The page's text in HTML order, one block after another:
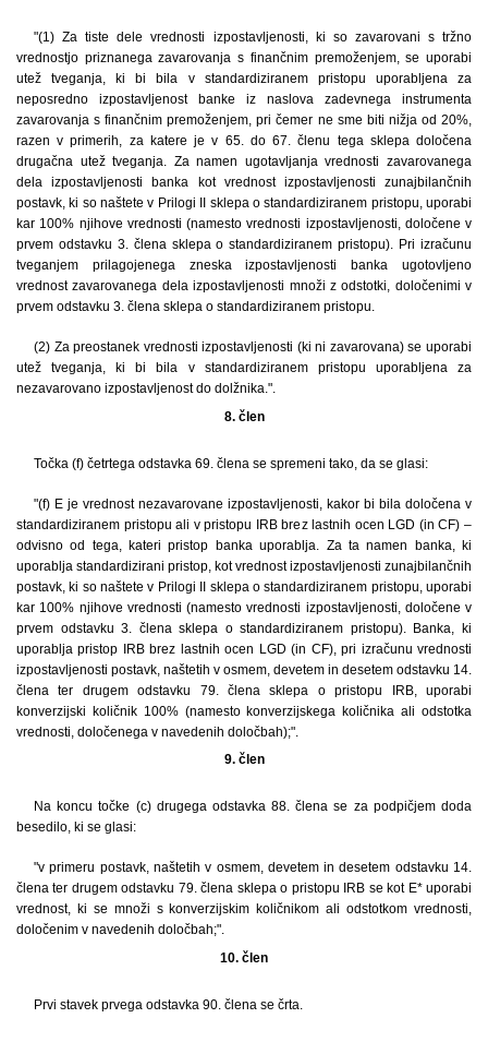
"(1) Za tiste dele vrednosti izpostavljenosti, ki so zavarovani s tržno
vrednostjo priznanega zavarovanja s finančnim premoženjem, se uporabi
utež tveganja, ki bi bila v standardiziranem pristopu uporabljena za
neposredno izpostavljenost banke iz naslova zadevnega instrumenta
zavarovanja s finančnim premoženjem, pri čemer ne sme biti nižja od 20%,
razen v primerih, za katere je v 65. do 67. členu tega sklepa določena
drugačna utež tveganja. Za namen ugotavljanja vrednosti zavarovanega
dela izpostavljenosti banka kot vrednost izpostavljenosti zunajbilančnih
postavk, ki so naštete v Prilogi II sklepa o standardiziranem pristopu, uporabi
kar 100% njihove vrednosti (namesto vrednosti izpostavljenosti, določene v
prvem odstavku 3. člena sklepa o standardiziranem pristopu). Pri izračunu
tveganjem prilagojenega zneska izpostavljenosti banka ugotovljeno
vrednost zavarovanega dela izpostavljenosti množi z odstotki, določenimi v
prvem odstavku 3. člena sklepa o standardiziranem pristopu.
(2) Za preostanek vrednosti izpostavljenosti (ki ni zavarovana) se uporabi
utež tveganja, ki bi bila v standardiziranem pristopu uporabljena za
nezavarovano izpostavljenost do dolžnika.".
8. člen
Točka (f) četrtega odstavka 69. člena se spremeni tako, da se glasi:
"(f) E je vrednost nezavarovane izpostavljenosti, kakor bi bila določena v
standardiziranem pristopu ali v pristopu IRB brez lastnih ocen LGD (in CF) –
odvisno od tega, kateri pristop banka uporablja. Za ta namen banka, ki
uporablja standardizirani pristop, kot vrednost izpostavljenosti zunajbilančnih
postavk, ki so naštete v Prilogi II sklepa o standardiziranem pristopu, uporabi
kar 100% njihove vrednosti (namesto vrednosti izpostavljenosti, določene v
prvem odstavku 3. člena sklepa o standardiziranem pristopu). Banka, ki
uporablja pristop IRB brez lastnih ocen LGD (in CF), pri izračunu vrednosti
izpostavljenosti postavk, naštetih v osmem, devetem in desetem odstavku 14.
člena ter drugem odstavku 79. člena sklepa o pristopu IRB, uporabi
konverzijski količnik 100% (namesto konverzijskega količnika ali odstotka
vrednosti, določenega v navedenih določbah);".
9. člen
Na koncu točke (c) drugega odstavka 88. člena se za podpičjem doda
besedilo, ki se glasi:
"v primeru postavk, naštetih v osmem, devetem in desetem odstavku 14.
člena ter drugem odstavku 79. člena sklepa o pristopu IRB se kot E* uporabi
vrednost, ki se množi s konverzijskim količnikom ali odstotkom vrednosti,
določenim v navedenih določbah;".
10. člen
Prvi stavek prvega odstavka 90. člena se črta.